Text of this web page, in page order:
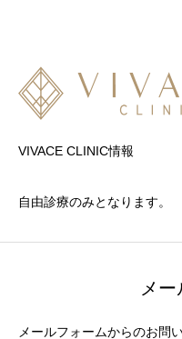
VIVACE CLINIC情報
自由診療のみとなります。
メ
メールフォームからのお問